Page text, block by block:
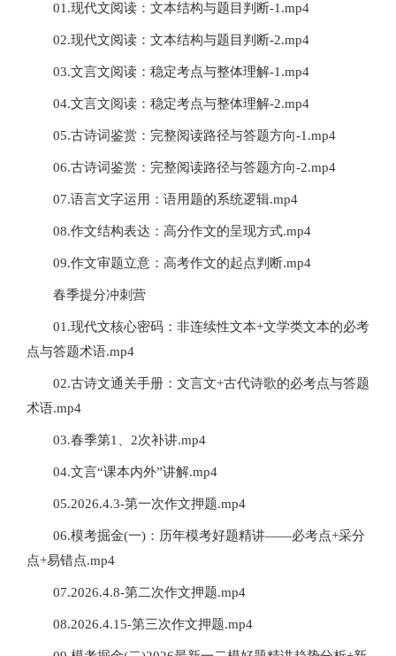
01.现代文阅读：文本结构与题目判断-1.mp4
02.现代文阅读：文本结构与题目判断-2.mp4
03.文言文阅读：稳定考点与整体理解-1.mp4
04.文言文阅读：稳定考点与整体理解-2.mp4
05.古诗词鉴赏：完整阅读路径与答题方向-1.mp4
06.古诗词鉴赏：完整阅读路径与答题方向-2.mp4
07.语言文字运用：语用题的系统逻辑.mp4
08.作文结构表达：高分作文的呈现方式.mp4
09.作文审题立意：高考作文的起点判断.mp4
春季提分冲刺营
01.现代文核心密码：非连续性文本+文学类文本的必考
点与答题术语.mp4
02.古诗文通关手册：文言文+古代诗歌的必考点与答题
术语.mp4
03.春季第1、2次补讲.mp4
04.文言“课本内外”讲解.mp4
05.2026.4.3-第一次作文押题.mp4
06.模考掘金(一)：历年模考好题精讲——必考点+采分
点+易错点.mp4
07.2026.4.8-第二次作文押题.mp4
08.2026.4.15-第三次作文押题.mp4